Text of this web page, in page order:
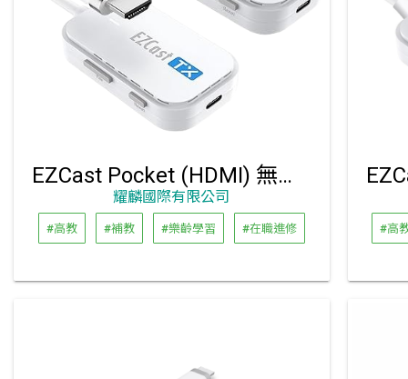
EZCast Pocket (HDMI) 無線投影傳輸器套組
耀麟國際有限公司
#高教 #補教 #樂齡學習 #在職進修 #高